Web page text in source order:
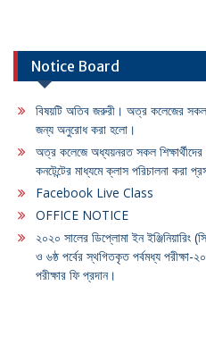
Notice Board
বিষয়টি অতিব জরুরী। অত্র কলেজের সকল
জন্য অনুরোধ করা হলো।
অত্র কলেজে অধ্যয়নরত সকল শিক্ষার্থীদের
কনটেন্টের মাধ্যমে ক্লাস পরিচালনা করা
Facebook Live Class
OFFICE NOTICE
২০২০ সালের ডিপ্লোমা ইন ইঞ্জিনিয়ারিং
ও ৬ষ্ঠ পর্বের স্থগিতকৃত পর্বমধ্য
পরীক্ষার ফি প্রদান।